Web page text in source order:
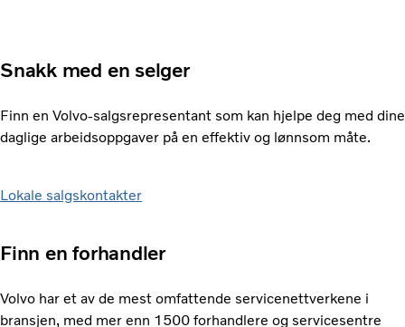
Snakk med en selger
Finn en Volvo-salgsrepresentant som kan hjelpe deg med dine
daglige arbeidsoppgaver på en effektiv og lønnsom måte.
Lokale salgskontakter
Finn en forhandler
Volvo har et av de mest omfattende servicenettverkene i
bransjen, med mer enn 1500 forhandlere og servicesentre